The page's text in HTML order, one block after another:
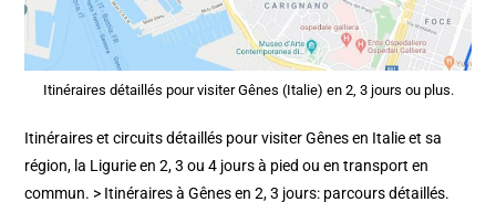
Itinéraires détaillés pour visiter Gênes (Italie) en 2, 3 jours ou plus.
Itinéraires et circuits détaillés pour visiter Gênes en Italie et sa
région, la Ligurie en 2, 3 ou 4 jours à pied ou en transport en
commun. > Itinéraires à Gênes en 2, 3 jours: parcours détaillés.